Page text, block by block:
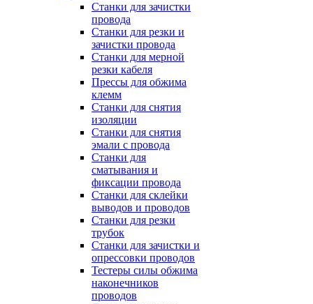
Станки для зачистки
провода
Станки для резки и
зачистки провода
Станки для мерной
резки кабеля
Прессы для обжима
клемм
Станки для снятия
изоляции
Станки для снятия
эмали с провода
Станки для
сматывания и
фиксации провода
Станки для склейки
выводов и проводов
Станки для резки
трубок
Станки для зачистки и
опрессовки проводов
Тестеры силы обжима
наконечников
проводов